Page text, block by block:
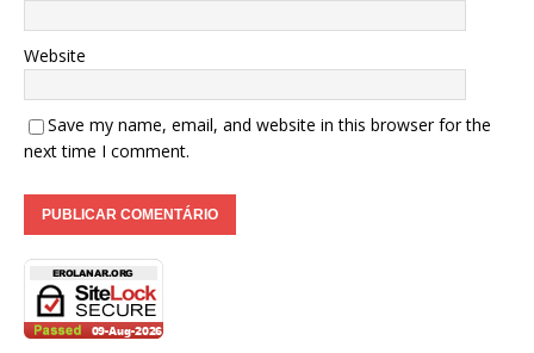
Website
Save my name, email, and website in this browser for the
next time I comment.